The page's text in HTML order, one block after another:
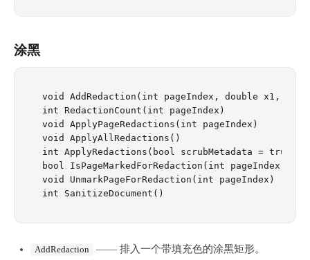
涂黑
void AddRedaction(int pageIndex, double x1,
int RedactionCount(int pageIndex)
void ApplyPageRedactions(int pageIndex)
void ApplyAllRedactions()
int ApplyRedactions(bool scrubMetadata = true,
bool IsPageMarkedForRedaction(int pageIndex)
void UnmarkPageForRedaction(int pageIndex)
AddRedaction —— 排入一个带填充色的涂黑矩形。